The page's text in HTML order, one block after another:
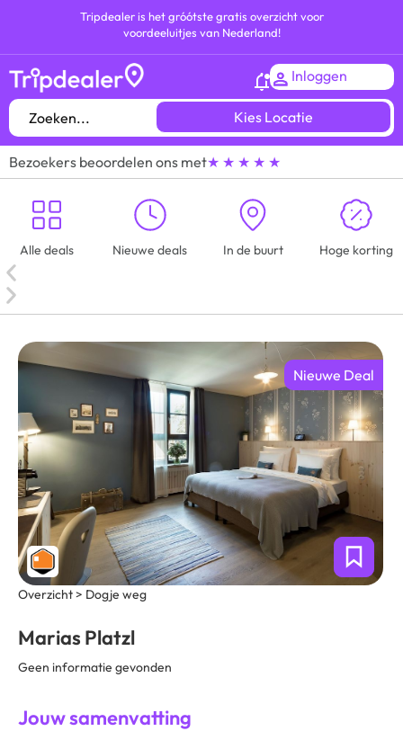
Tripdealer is het gróótste gratis overzicht voor
voordeeluitjes van Nederland!
Inloggen
Kies Locatie
Bezoekers beoordelen ons met★ ★ ★ ★ ★
Alle deals Nieuwe deals In de buurt Hoge korting
Nieuwe Deal
Overzicht > Dogje weg
Marias Platzl
Geen informatie gevonden
Jouw samenvatting